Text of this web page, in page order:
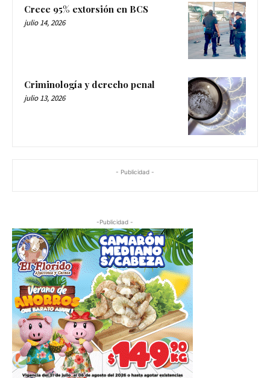
Crece 95% extorsión en BCS
julio 14, 2026
Criminología y derecho penal
julio 13, 2026
- Publicidad -
-Publicidad -